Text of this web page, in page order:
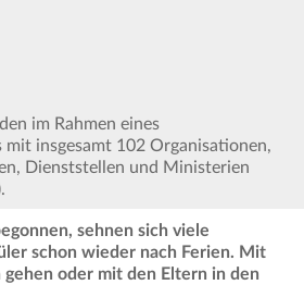
im Rahmen eines
mit insgesamt 102 Organisationen,
Dienststellen und Ministerien
sehnen sich viele
schon wieder nach Ferien. Mit
gehen oder mit den Eltern in den